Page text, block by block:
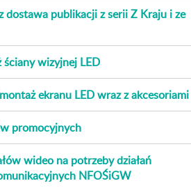
dostawa publikacji z serii Z Kraju i ze
wizyjnej LED
ekranu LED wraz z akcesoriami
promocyjnych
wideo na potrzeby działań
NFOŚiGW